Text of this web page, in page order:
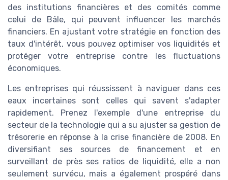
des institutions financières et des comités comme
celui de Bâle, qui peuvent influencer les marchés
financiers. En ajustant votre stratégie en fonction des
taux d'intérêt, vous pouvez optimiser vos liquidités et
protéger votre entreprise contre les fluctuations
économiques.
Les entreprises qui réussissent à naviguer dans ces
eaux incertaines sont celles qui savent s'adapter
rapidement. Prenez l'exemple d'une entreprise du
secteur de la technologie qui a su ajuster sa gestion de
trésorerie en réponse à la crise financière de 2008. En
diversifiant ses sources de financement et en
surveillant de près ses ratios de liquidité, elle a non
seulement survécu, mais a également prospéré dans